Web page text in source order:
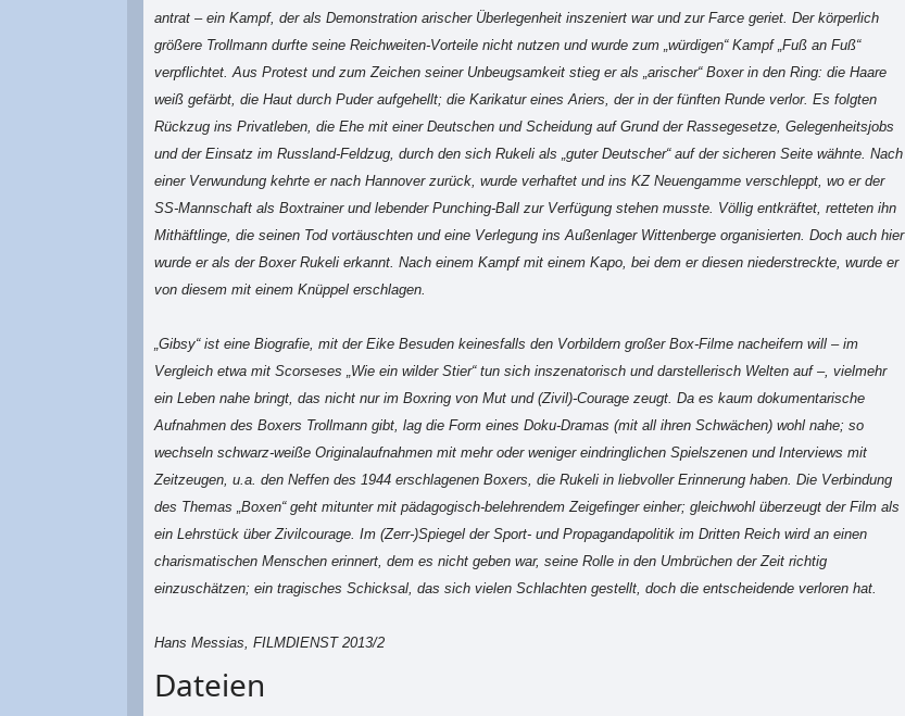
antrat – ein Kampf, der als Demonstration arischer Überlegenheit inszeniert war und zur Farce geriet. Der körperlich
größere Trollmann durfte seine Reichweiten-Vorteile nicht nutzen und wurde zum „würdigen“ Kampf „Fuß an Fuß“
verpflichtet. Aus Protest und zum Zeichen seiner Unbeugsamkeit stieg er als „arischer“ Boxer in den Ring: die Haare
weiß gefärbt, die Haut durch Puder aufgehellt; die Karikatur eines Ariers, der in der fünften Runde verlor. Es folgten
Rückzug ins Privatleben, die Ehe mit einer Deutschen und Scheidung auf Grund der Rassegesetze, Gelegenheitsjobs
und der Einsatz im Russland-Feldzug, durch den sich Rukeli als „guter Deutscher“ auf der sicheren Seite wähnte. Nach
einer Verwundung kehrte er nach Hannover zurück, wurde verhaftet und ins KZ Neuengamme verschleppt, wo er der
SS-Mannschaft als Boxtrainer und lebender Punching-Ball zur Verfügung stehen musste. Völlig entkräftet, retteten ihn
Mithäftlinge, die seinen Tod vortäuschten und eine Verlegung ins Außenlager Wittenberge organisierten. Doch auch hier
wurde er als der Boxer Rukeli erkannt. Nach einem Kampf mit einem Kapo, bei dem er diesen niederstreckte, wurde er
von diesem mit einem Knüppel erschlagen.
„Gibsy“ ist eine Biografie, mit der Eike Besuden keinesfalls den Vorbildern großer Box-Filme nacheifern will – im
Vergleich etwa mit Scorseses „Wie ein wilder Stier“ tun sich inszenatorisch und darstellerisch Welten auf –, vielmehr
ein Leben nahe bringt, das nicht nur im Boxring von Mut und (Zivil)-Courage zeugt. Da es kaum dokumentarische
Aufnahmen des Boxers Trollmann gibt, lag die Form eines Doku-Dramas (mit all ihren Schwächen) wohl nahe; so
wechseln schwarz-weiße Originalaufnahmen mit mehr oder weniger eindringlichen Spielszenen und Interviews mit
Zeitzeugen, u.a. den Neffen des 1944 erschlagenen Boxers, die Rukeli in liebvoller Erinnerung haben. Die Verbindung
des Themas „Boxen“ geht mitunter mit pädagogisch-belehrendem Zeigefinger einher; gleichwohl überzeugt der Film als
ein Lehrstück über Zivilcourage. Im (Zerr-)Spiegel der Sport- und Propagandapolitik im Dritten Reich wird an einen
charismatischen Menschen erinnert, dem es nicht geben war, seine Rolle in den Umbrüchen der Zeit richtig
einzuschätzen; ein tragisches Schicksal, das sich vielen Schlachten gestellt, doch die entscheidende verloren hat.
Hans Messias, FILMDIENST 2013/2
Dateien